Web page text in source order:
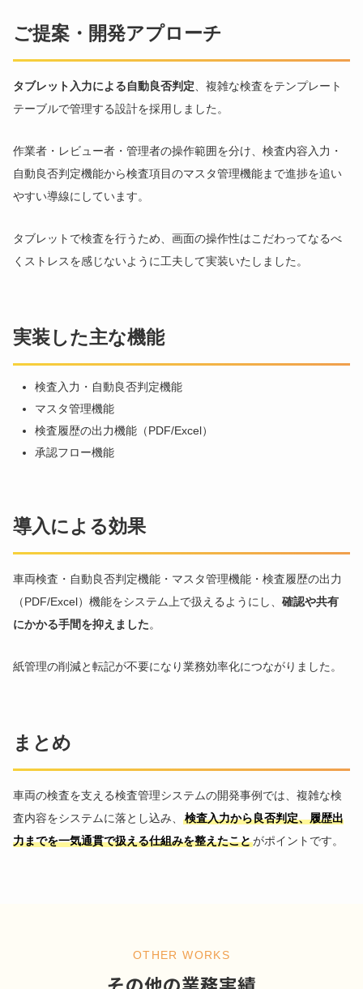
ご提案・開発アプローチ
タブレット入力による自動良否判定 、複雑な検査をテンプレート
テーブルで管理する設計を採用しました。
作業者・レビュー者・管理者の操作範囲を分け、検査内容入力・
自動良否判定機能から検査項目のマスタ管理機能まで進捗を追い
やすい導線にしています。
タブレットで検査を行うため、画面の操作性はこだわってなるべ
くストレスを感じないように工夫して実装いたしました。
実装した主な機能
検査入力・自動良否判定機能
マスタ管理機能
検査履歴の出力機能（PDF/Excel）
承認フロー機能
導入による効果
車両検査・自動良否判定機能・マスタ管理機能・検査履歴の出力
（PDF/Excel）機能をシステム上で扱えるようにし、確認や共有
にかかる手間を抑えました。
紙管理の削減と転記が不要になり業務効率化につながりました。
まとめ
車両の検査を支える検査管理システムの開発事例では、複雑な検
査内容をシステムに落とし込み、検査入力から良否判定、履歴出
力までを一気通貫で扱える仕組みを整えたことがポイントです。
OTHER WORKS